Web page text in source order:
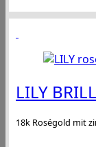
LILY
18k Roségold mit